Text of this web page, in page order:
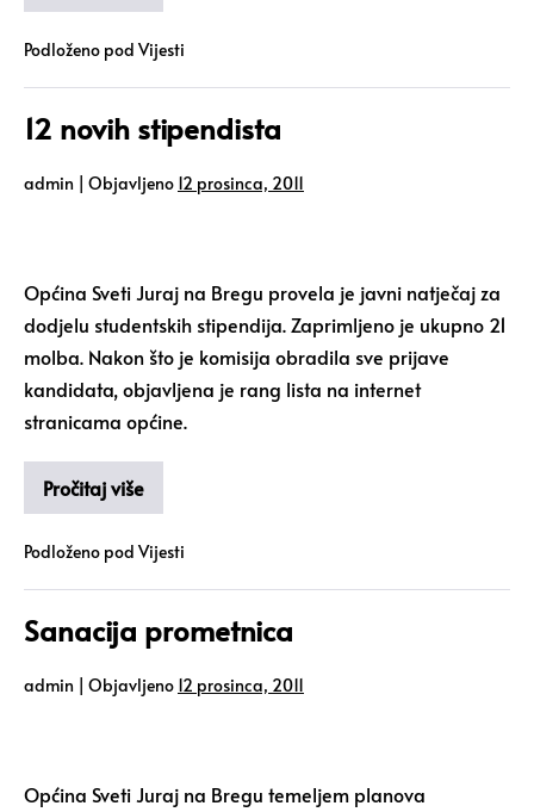
Podloženo pod Vijesti
12 novih stipendista
admin | Objavljeno 12 prosinca, 2011
Općina Sveti Juraj na Bregu provela je javni natječaj za
dodjelu studentskih stipendija. Zaprimljeno je ukupno 21
molba. Nakon što je komisija obradila sve prijave
kandidata, objavljena je rang lista na internet
stranicama općine.
Pročitaj više
Podloženo pod Vijesti
Sanacija prometnica
admin | Objavljeno 12 prosinca, 2011
Općina Sveti Juraj na Bregu temeljem planova